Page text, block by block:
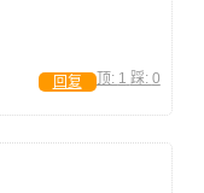
顶: 1 踩: 0
回复